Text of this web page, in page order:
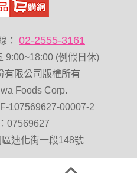
麻 魚 脆烤
33公克44 包 波浪脆
克*5包 香菜
牌堅果
總匯點心 中秋禮盒
： 02-2555-3161
9:00~18:00 (例假日休)
有限公司版權所有
Foods Corp.
107569627-00007-2
07569627
迪化街一段148號